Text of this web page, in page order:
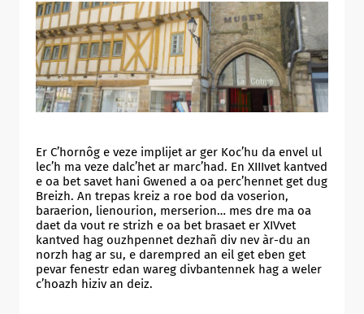
Er C’hornôg e veze implijet ar ger Koc’hu da envel ul
lec’h ma veze dalc’het ar marc’had. En XIIIvet kantved
e oa bet savet hani Gwened a oa perc’hennet get dug
Breizh. An trepas kreiz a roe bod da voserion,
baraerion, lienourion, merserion… mes dre ma oa
daet da vout re strizh e oa bet brasaet er XIVvet
kantved hag ouzhpennet dezhañ div nev àr-du an
norzh hag ar su, e darempred an eil get eben get
pevar fenestr edan wareg divbantennek hag a weler
c’hoazh hiziv an deiz.